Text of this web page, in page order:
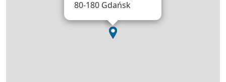
80-180 Gdańsk